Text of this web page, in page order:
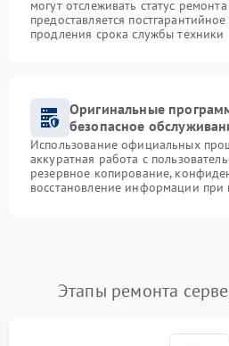
могут отслеживать статус
предоставляется
продления срока службы техники
Оригинальные
безопасное
Использование официальных
аккуратная работа с
резервное копирование,
восстановление информации при
Этапы ремонта